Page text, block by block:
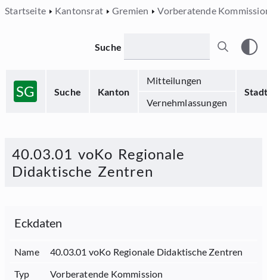
Startseite Kantonsrat Gremien Vorberatende
SG Suche Kanton
Mitteilungen
Stadt
Vernehmlassungen
Suche
40.03.01 voKo Regionale
Didaktische Zentren
Eckdaten
Name
40.03.01 voKo Regionale Didaktische Zentren
Typ
Vorberatende Kommission